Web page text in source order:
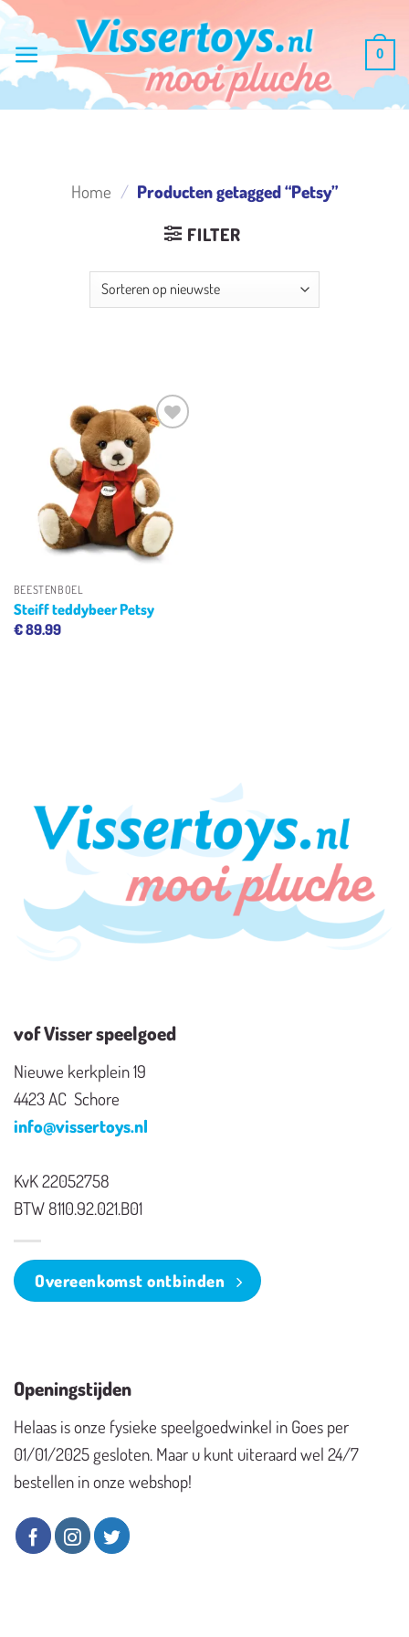
Ga
inhoud
0
Home / Producten getagged “Petsy”
FILTER
Toevoegen
aan
verlanglijst
BEESTENBOEL
Steiff teddybeer Petsy
€89.99
vof Visser speelgoed
Nieuwe kerkplein 19
4423 AC Schore
info@vissertoys.nl
KvK 22052758
BTW 8110.92.021.B01
Overeenkomst ontbinden
Openingstijden
Helaas is onze fysieke speelgoedwinkel in Goes per
01/01/2025 gesloten. Maar u kunt uiteraard wel 24/7
bestellen in onze webshop!